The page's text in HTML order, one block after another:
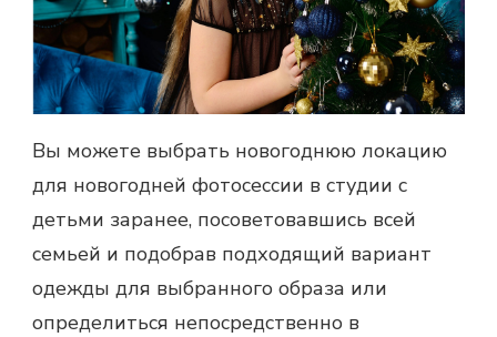
Вы можете выбрать новогоднюю локацию
для новогодней фотосессии в студии с
детьми заранее, посоветовавшись всей
семьей и подобрав подходящий вариант
одежды для выбранного образа или
определиться непосредственно в